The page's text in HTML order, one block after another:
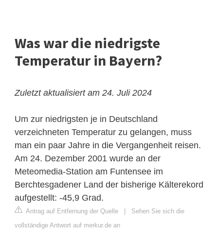
Was war die niedrigste
Temperatur in Bayern?
Zuletzt aktualisiert am 24. Juli 2024
Um zur niedrigsten je in Deutschland
verzeichneten Temperatur zu gelangen, muss
man ein paar Jahre in die Vergangenheit reisen.
Am 24. Dezember 2001 wurde an der
Meteomedia-Station am Funtensee im
Berchtesgadener Land der bisherige Kälterekord
aufgestellt: -45,9 Grad.
Antrag auf Entfernung der Quelle
Sehen Sie sich die
vollständige Antwort auf merkur.de an